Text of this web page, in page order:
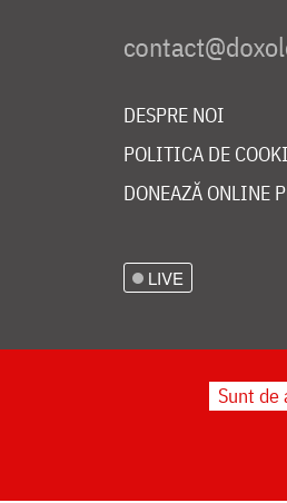
DESPRE NOI
POLITICA DE
DONEAZĂ ONLINE
LIVE
Sunt de